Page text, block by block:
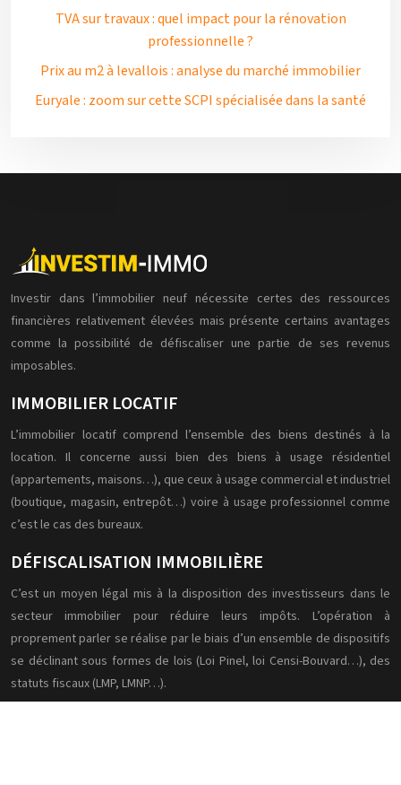
TVA sur travaux : quel impact pour la rénovation
professionnelle ?
Prix au m2 à levallois : analyse du marché immobilier
Euryale : zoom sur cette SCPI spécialisée dans la santé
Investir dans l’immobilier neuf nécessite certes des ressources
financières relativement élevées mais présente certains avantages
comme la possibilité de défiscaliser une partie de ses revenus
imposables.
IMMOBILIER LOCATIF
L’immobilier locatif comprend l’ensemble des biens destinés à la
location. Il concerne aussi bien des biens à usage résidentiel
(appartements, maisons…), que ceux à usage commercial et industriel
(boutique, magasin, entrepôt…) voire à usage professionnel comme
c’est le cas des bureaux.
DÉFISCALISATION IMMOBILIÈRE
C’est un moyen légal mis à la disposition des investisseurs dans le
secteur immobilier pour réduire leurs impôts. L’opération à
proprement parler se réalise par le biais d’un ensemble de dispositifs
se déclinant sous formes de lois (Loi Pinel, loi Censi-Bouvard…), des
statuts fiscaux (LMP, LMNP…).